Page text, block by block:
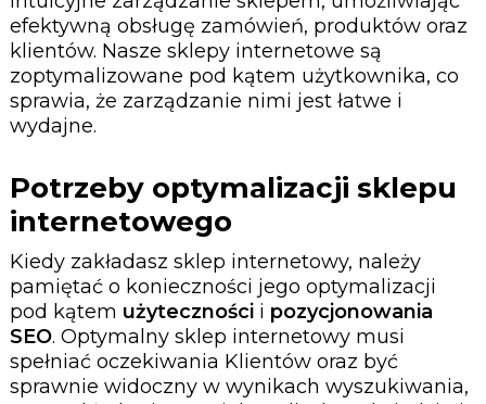
efektywną obsługę zamówień, produktów oraz
klientów. Nasze sklepy internetowe są
zoptymalizowane pod kątem użytkownika, co
sprawia, że zarządzanie nimi jest łatwe i
wydajne.
Potrzeby optymalizacji sklepu
internetowego
Kiedy zakładasz sklep internetowy, należy
pamiętać o konieczności jego optymalizacji
pod kątem użytecznościi pozycjonowania
SEO. Optymalny sklep internetowy musi
spełniać oczekiwania Klientów oraz być
sprawnie widoczny w wynikach wyszukiwania,